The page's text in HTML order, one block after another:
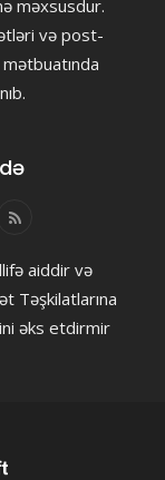
məxsusdur.
və post-
aiddir və
Təşkilatlarına
əks etdirmir